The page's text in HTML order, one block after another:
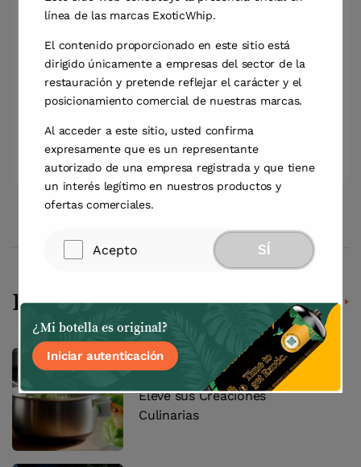
by Olivia Frost
Updated:julio 25, 2024
Leer siguiente Ver todos los artículos
Receta de Espuma Salada
Infusionada con Hierbas:
Eleve sus Creaciones
Culinarias
línea de las marcas ExoticWhip.
El contenido proporcionado en este sitio está
dirigido únicamente a empresas del sector de la
restauración y pretende reflejar el carácter y el
posicionamiento comercial de nuestras marcas.
Al acceder a este sitio, usted confirma
expresamente que es un representante
autorizado de una empresa registrada y que tiene
un interés legítimo en nuestros productos y
ofertas comerciales.
Acepto SÍ
¿Mi botella es original?
Iniciar autenticación